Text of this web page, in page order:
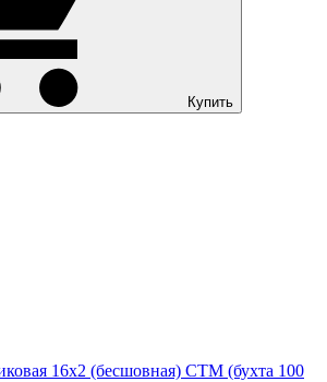
Купить
16х2 (бесшовная) CTM (бухта 100